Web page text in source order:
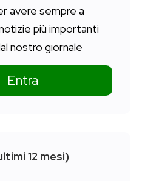
avere sempre a
più importanti
nostro giornale
12 mesi)